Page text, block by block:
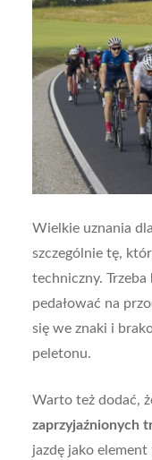
Wielkie uznania
szczególnie tę,
techniczny. Trzeba
pedałować na
się we znaki i
peletonu.
Warto też dodać,
zaprzyjaźnionych
jazdę jako